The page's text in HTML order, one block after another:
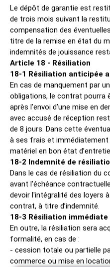
Le dépôt de garantie est
de trois mois suivant la
compensation des
titre de la remise en état du
indemnités de jouissance
Article 18 - Résiliation
18-1 Résiliation anticipée
En cas de manquement par
obligations, le contrat pourra
après l’envoi d’une mise en
avec accusé de réception
de 8 jours. Dans cette
à ses frais et immédiatement
matériel en bon état
18-2 Indemnité de
Dans le cas de résiliation du
avant l’échéance
devoir l'intégralité des loyers
contrat, à titre d’indemnité.
18-3 Résiliation immédiate
En outre, la résiliation sera
formalité, en cas de :
- cession totale ou partielle
commerce ou mise en